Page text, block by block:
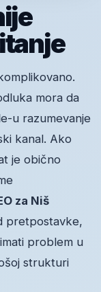
mora da
u razumevanje
kanal. Ako
je obično
za Niš
pretpostavke,
problem u
strukturi